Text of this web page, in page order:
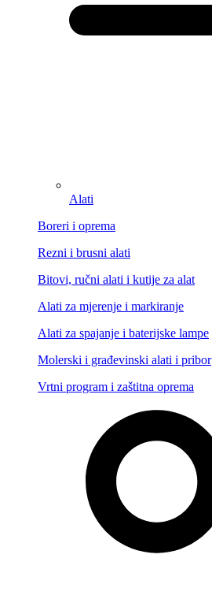
Alati
Boreri i oprema
Rezni i brusni alati
Bitovi, ručni alati i kutije za alat
Alati za mjerenje i markiranje
Alati za spajanje i baterijske lampe
Molerski i građevinski alati i pribor
Vrtni program i zaštitna oprema